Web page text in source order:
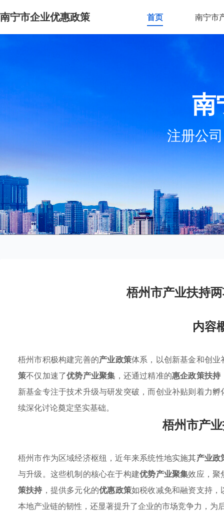
南宁市企业优惠政策 首页 南宁市
南
注册公
梧州市产业扶持
内容
梧州市积极构建完善的产业政策体系，以创新基金和创
策不仅加速了优势产业聚集 ，还通过精准的惠企政策扶持
新基金专注于技术升级与研发突破，而创业补贴则着力
续深化讨论奠定坚实基础。
梧州市产
梧州市作为区域经济枢纽，近年来系统性地实施其产业政
与升级。这些机制的核心在于构建优势产业聚集效应，聚
策扶持 ，提供多元化的优惠政策如税收减免和融资支持
本地产业链的韧性，还显著提升了企业的市场竞争力，